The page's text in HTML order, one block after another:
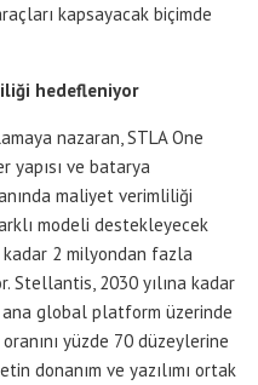
kapsayacak biçimde
hedefleniyor
nazaran, STLA One
ve batarya
maliyet verimliliği
modeli destekleyecek
2 milyondan fazla
Stellantis, 2030 yılına kadar
ana global platform üzerinde
yüzde 70 düzeylerine
donanım ve yazılımı ortak